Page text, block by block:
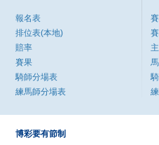
報名表
排位表(本地)
賠率
賽果
騎師分場表
練馬師分場表
博彩要有節制